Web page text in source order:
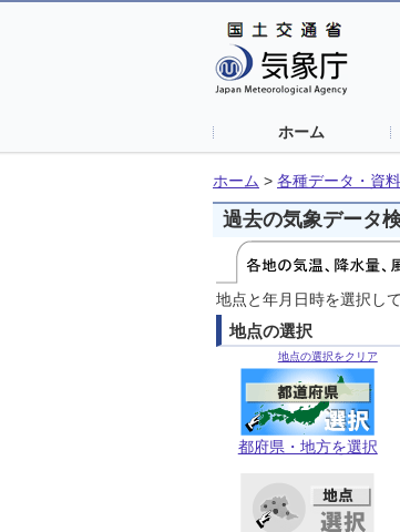
ホーム
ホーム > 各種データ・資料
過去の気象データ
地点と年月日時を選択し
地点の選択
地点の選択をクリア
都府県・地方を選択